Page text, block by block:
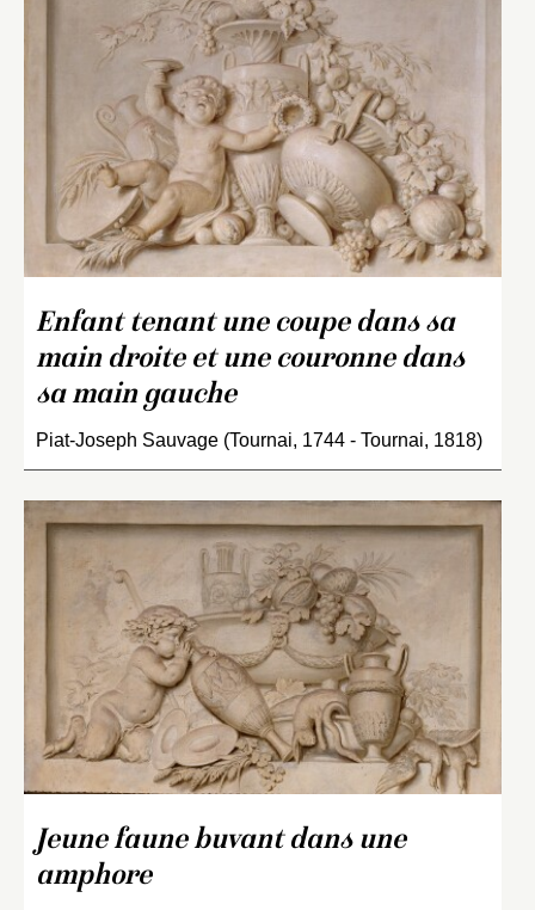
Enfant tenant une coupe dans sa
main droite et une couronne dans
sa main gauche
Piat-Joseph Sauvage (Tournai, 1744 - Tournai, 1818)
Jeune faune buvant dans une
amphore